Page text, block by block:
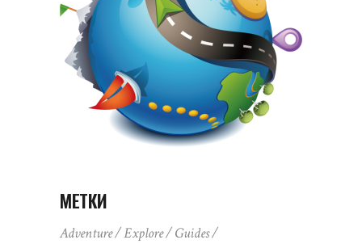
МЕТКИ
Adventure Explore
Guides